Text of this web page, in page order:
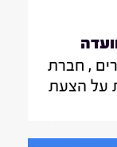
חווה
, חברת
על הצעת